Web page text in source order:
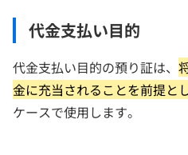
代金支払い目的
代金支払い目的の預り証は、
金に充当されることを前提と
ケースで使用します。